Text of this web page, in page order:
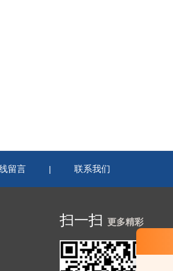
留言 | 联系我们
扫一扫 更多精彩